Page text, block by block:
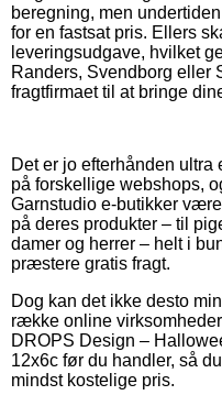
beregning, men
for en fastsat pris. Ellers
leveringsudgave, hvilket
Randers, Svendborg eller
fragtfirmaet til at bringe
Det er jo efterhånden
på forskellige webshops,
Garnstudio e-butikker
på deres produkter – til
damer og herrer – helt i
præstere gratis fragt.
Dog kan det ikke desto
række online
DROPS Design –
12x6c før du handler, så
mindst kostelige pris.